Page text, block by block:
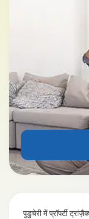
पुडुचेरी में प्रॉपर्टी